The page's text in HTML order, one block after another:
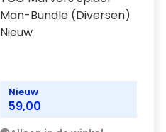
Man-Bundle (Diversen)
Nieuw
Nieuw
59,00